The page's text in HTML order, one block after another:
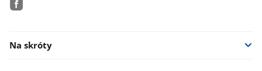
Na skróty